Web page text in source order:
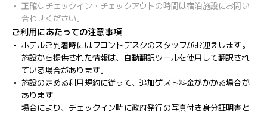
正確なチェックイン・チェックアウトの時間は宿泊施設にお問い
合わせください。
ご利用にあたっての注意事項
ホテルご到着時にはフロントデスクのスタッフがお迎えします。
施設から提供された情報は、自動翻訳ツールを使用して翻訳され
ている場合があります。
施設の定める利用規約に従って、追加ゲスト料金がかかる場合が
あります
場合により、チェックイン時に政府発行の写真付き身分証明書と